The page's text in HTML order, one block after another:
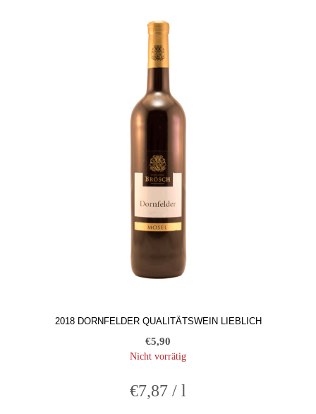
2018 DORNFELDER QUALITÄTSWEIN LIEBLICH
€5,90
Nicht vorrätig
€7,87 / l